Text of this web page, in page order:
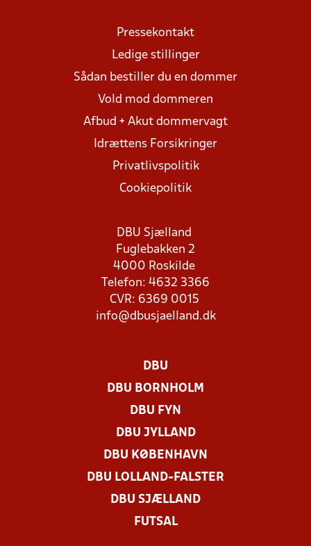
Pressekontakt
Ledige stillinger
Sådan bestiller du en dommer
Vold mod dommeren
Afbud + Akut dommervagt
Idrættens Forsikringer
Privatlivspolitik
Cookiepolitik
DBU Sjælland
Fuglebakken 2
4000 Roskilde
Telefon: 4632 3366
CVR: 6369 0015
info@dbusjaelland.dk
DBU
DBU BORNHOLM
DBU FYN
DBU JYLLAND
DBU KØBENHAVN
DBU LOLLAND-FALSTER
DBU SJÆLLAND
FUTSAL